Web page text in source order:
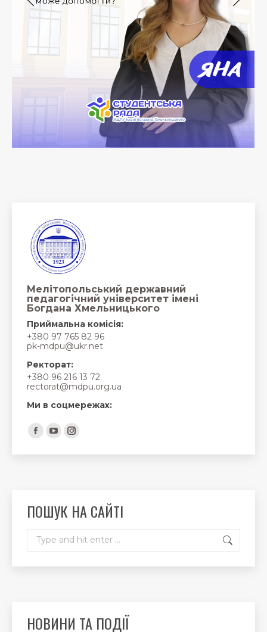
Мелітопольський державний
педагогічний університет імені
Богдана Хмельницького
Приймальна комісія:
+380 97 765 82 96
pk-mdpu@ukr.net
Ректорат:
+380 96 216 13 72
rectorat@mdpu.org.ua
Ми в соцмережах:
Find us on:
Facebook
page
window
YouTube
page
window
Instagram
page
window
ПОШУК НА САЙТІ
НОВИНИ ТА ПОДІЇ